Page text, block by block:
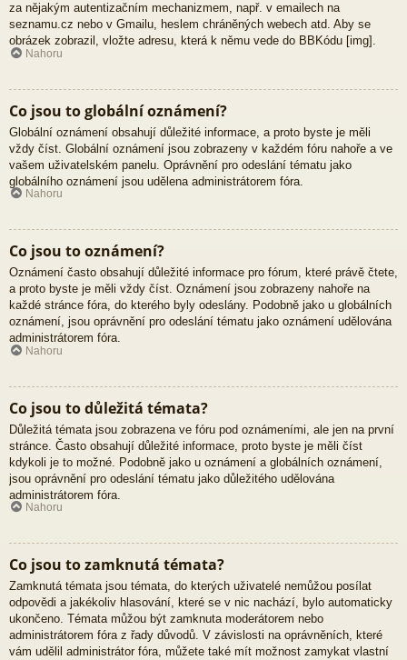
za nějakým autentizačním mechanizmem, např. v emailech na
seznamu.cz nebo v Gmailu, heslem chráněných webech atd. Aby se
obrázek zobrazil, vložte adresu, která k němu vede do BBKódu [img].
Nahoru
Co jsou to globální oznámení?
Globální oznámení obsahují důležité informace, a proto byste je měli
vždy číst. Globální oznámení jsou zobrazeny v každém fóru nahoře a ve
vašem uživatelském panelu. Oprávnění pro odeslání tématu jako
globálního oznámení jsou udělena administrátorem fóra.
Nahoru
Co jsou to oznámení?
Oznámení často obsahují důležité informace pro fórum, které právě čtete,
a proto byste je měli vždy číst. Oznámení jsou zobrazeny nahoře na
každé stránce fóra, do kterého byly odeslány. Podobně jako u globálních
oznámení, jsou oprávnění pro odeslání tématu jako oznámení udělována
administrátorem fóra.
Nahoru
Co jsou to důležitá témata?
Důležitá témata jsou zobrazena ve fóru pod oznámeními, ale jen na první
stránce. Často obsahují důležité informace, proto byste je měli číst
kdykoli je to možné. Podobně jako u oznámení a globálních oznámení,
jsou oprávnění pro odeslání tématu jako důležitého udělována
administrátorem fóra.
Nahoru
Co jsou to zamknutá témata?
Zamknutá témata jsou témata, do kterých uživatelé nemůžou posílat
odpovědi a jakékoliv hlasování, které se v nic nachází, bylo automaticky
ukončeno. Témata můžou být zamknuta moderátorem nebo
administrátorem fóra z řady důvodů. V závislosti na oprávněních, které
vám udělil administrátor fóra, můžete také mít možnost zamykat vlastní